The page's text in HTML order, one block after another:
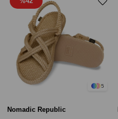
5
Nomadic Republic